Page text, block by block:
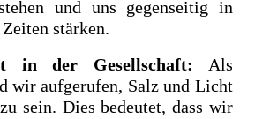
und uns gegenseitig in
stärken.
in der Gesellschaft: Als
wir aufgerufen, Salz und Licht
sein. Dies bedeutet, dass wir